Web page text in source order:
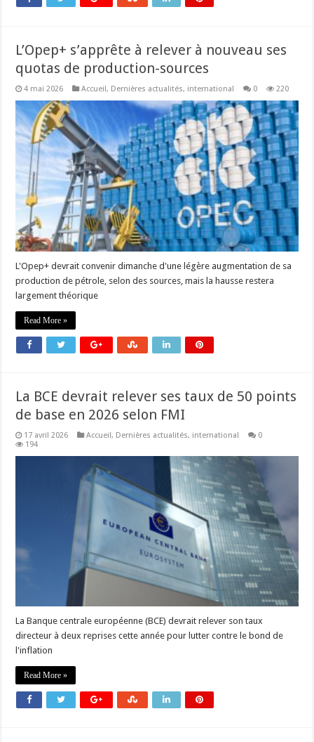
L’Opep+ s’apprête à relever à nouveau ses
quotas de production-sources
4 mai 2026 Accueil, Dernières actualités, international 0 220
L'Opep+ devrait convenir dimanche d'une légère augmentation de sa
production de pétrole, selon des sources, mais la hausse restera
largement théorique
Read More »
La BCE devrait relever ses taux de 50 points
de base en 2026 selon FMI
17 avril 2026 Accueil, Dernières actualités, international
0
194
La Banque centrale européenne (BCE) devrait relever son taux
directeur à deux reprises cette année pour lutter contre le bond de
l'inflation
Read More »